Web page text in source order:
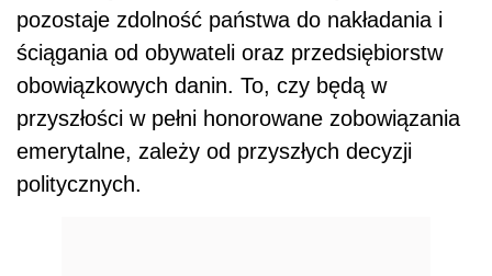
pozostaje zdolność państwa do nakładania i
ściągania od obywateli oraz przedsiębiorstw
obowiązkowych danin. To, czy będą w
przyszłości w pełni honorowane zobowiązania
emerytalne, zależy od przyszłych decyzji
politycznych.